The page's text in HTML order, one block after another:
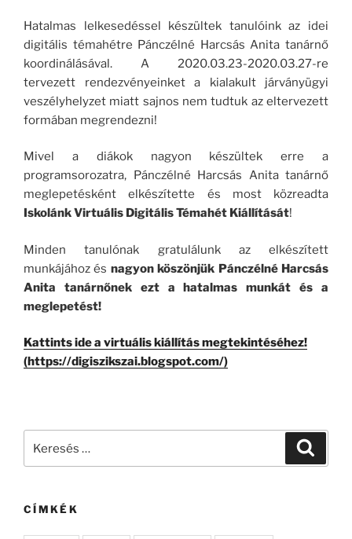
Hatalmas lelkesedéssel készültek tanulóink az idei
digitális témahétre Pánczélné Harcsás Anita tanárnő
koordinálásával. A 2020.03.23-2020.03.27-re
tervezett rendezvényeinket a kialakult járványügyi
veszélyhelyzet miatt sajnos nem tudtuk az eltervezett
formában megrendezni!
Mivel a diákok nagyon készültek erre a
programsorozatra, Pánczélné Harcsás Anita tanárnő
meglepetésként elkészítette és most közreadta
Iskolánk Virtuális Digitális Témahét Kiállítását!
Minden tanulónak gratulálunk az elkészített
munkájához és nagyon köszönjük Pánczélné Harcsás
Anita tanárnőnek ezt a hatalmas munkát és a
meglepetést!
Kattints ide a virtuális kiállítás megtekintéséhez!
(https://digiszikszai.blogspot.com/)
CÍMKÉK